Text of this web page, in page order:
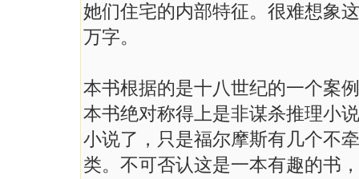
她们住宅的内部特征。很难想象
万字。
本书根据的是十八世纪的一个案
本书绝对称得上是非谋杀推理小
小说了，只是福尔摩斯有几个不
类。不可否认这是一本有趣的书